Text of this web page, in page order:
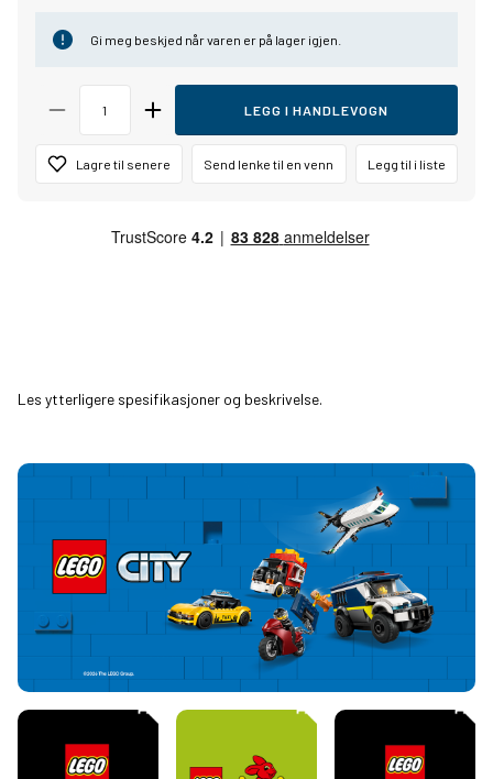
Gi meg beskjed når varen er på lager igjen.
LEGG I HANDLEVOGN
Lagre til senere Send lenke til en venn Legg til i liste
Les ytterligere spesifikasjoner og beskrivelse.